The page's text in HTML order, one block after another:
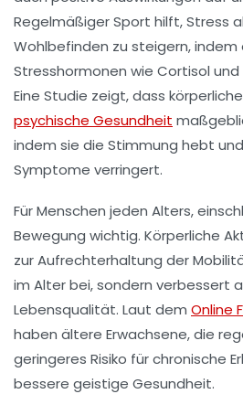
Regelmäßiger Sport hilft, Stress
Wohlbefinden zu steigern, indem
Stresshormonen wie Cortisol und
Eine Studie zeigt, dass
psychische Gesundheit
indem sie die Stimmung hebt
Symptome verringert.
Für Menschen jeden Alters,
Bewegung wichtig. Körperliche
zur Aufrechterhaltung der
im Alter bei, sondern verbessert
Lebensqualität. Laut dem Online
haben ältere Erwachsene, die
geringeres Risiko für chronische
bessere geistige Gesundheit.